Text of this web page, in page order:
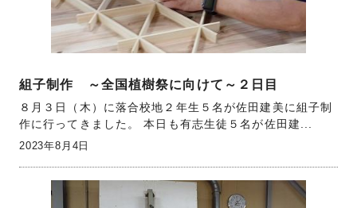
組子制作 ～全国植樹祭に向けて～２日目
８月３日（木）に落合校地２年生５名が佐田建美に組子制
作に行ってきました。 本日も有志生徒５名が佐田建...
2023年8月4日